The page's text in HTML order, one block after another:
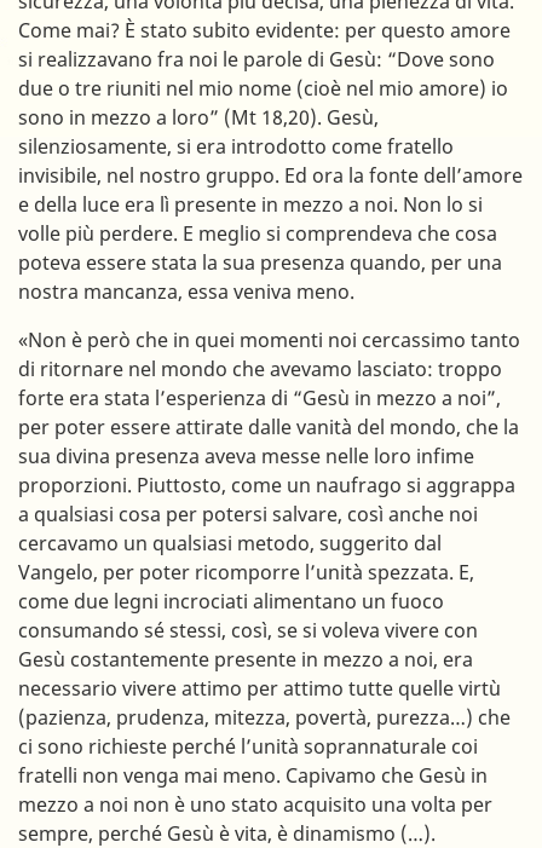
Come mai? È stato subito evidente: per questo amore
si realizzavano fra noi le parole di Gesù: “Dove sono
due o tre riuniti nel mio nome (cioè nel mio amore) io
sono in mezzo a loro” (Mt 18,20). Gesù,
silenziosamente, si era introdotto come fratello
invisibile, nel nostro gruppo. Ed ora la fonte dell’amore
e della luce era lì presente in mezzo a noi. Non lo si
volle più perdere. E meglio si comprendeva che cosa
poteva essere stata la sua presenza quando, per una
nostra mancanza, essa veniva meno.
«Non è però che in quei momenti noi cercassimo tanto
di ritornare nel mondo che avevamo lasciato: troppo
forte era stata l’esperienza di “Gesù in mezzo a noi”,
per poter essere attirate dalle vanità del mondo, che la
sua divina presenza aveva messe nelle loro infime
proporzioni. Piuttosto, come un naufrago si aggrappa
a qualsiasi cosa per potersi salvare, così anche noi
cercavamo un qualsiasi metodo, suggerito dal
Vangelo, per poter ricomporre l’unità spezzata. E,
come due legni incrociati alimentano un fuoco
consumando sé stessi, così, se si voleva vivere con
Gesù costantemente presente in mezzo a noi, era
necessario vivere attimo per attimo tutte quelle virtù
(pazienza, prudenza, mitezza, povertà, purezza…) che
ci sono richieste perché l’unità soprannaturale coi
fratelli non venga mai meno. Capivamo che Gesù in
mezzo a noi non è uno stato acquisito una volta per
sempre, perché Gesù è vita, è dinamismo (…).